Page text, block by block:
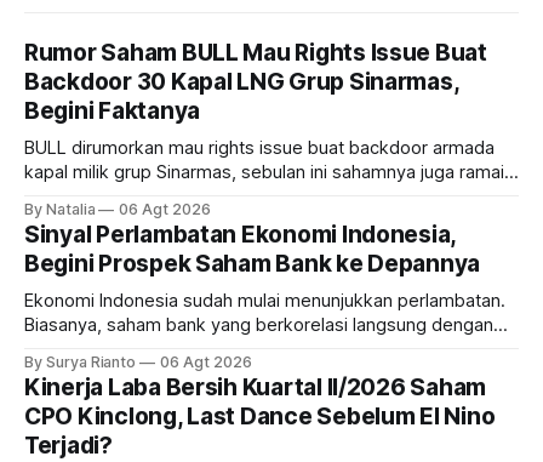
Rumor Saham BULL Mau Rights Issue Buat
Backdoor 30 Kapal LNG Grup Sinarmas,
Begini Faktanya
BULL dirumorkan mau rights issue buat backdoor armada
kapal milik grup Sinarmas, sebulan ini sahamnya juga ramai
masih menarik dilirik?
By Natalia 06 Agt 2026
Sinyal Perlambatan Ekonomi Indonesia,
Begini Prospek Saham Bank ke Depannya
Ekonomi Indonesia sudah mulai menunjukkan perlambatan.
Biasanya, saham bank yang berkorelasi langsung dengan
bank ke depannya?
By Surya Rianto 06 Agt 2026
Kinerja Laba Bersih Kuartal II/2026 Saham
CPO Kinclong, Last Dance Sebelum El Nino
Terjadi?